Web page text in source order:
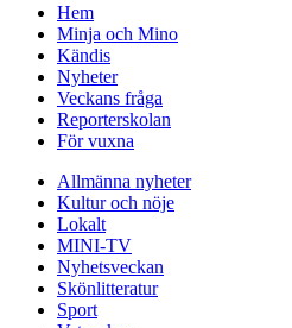
Hem
Minja och Mino
Kändis
Nyheter
Veckans fråga
Reporterskolan
För vuxna
Allmänna nyheter
Kultur och nöje
Lokalt
MINI-TV
Nyhetsveckan
Skönlitteratur
Sport